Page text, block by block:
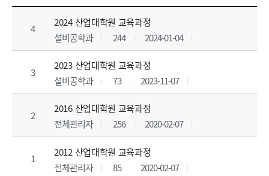
산업대학원_교육과정 목록 으로 번호, 제목, 작성자, 조회수, 등록 일, 첨부파일로 나열 되고 있습니다.
4
2024 산업대학원 교육과정
설비공학과
244 2024-01-04
3
2023 산업대학원 교육과정
설비공학과
73 2023-11-07
2
2016 산업대학원 교육과정
전체관리자
256 2020-02-07
1
2012 산업대학원 교육과정
전체관리자
85 2020-02-07